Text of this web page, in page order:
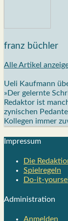
franz büchler
Alle Artikel
Ueli Kaufmann
»Der gelernte
Redaktor ist
zynischen
Kollegen immer
Impres­sum
Die
Spiel­re­geln
Do-it-
Admi­nis­tra­ti­on
Anmelden